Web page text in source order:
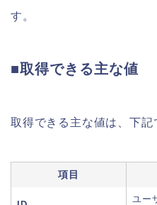
す。
■取得できる主な値
取得できる主な値は、下記
項目
ユー